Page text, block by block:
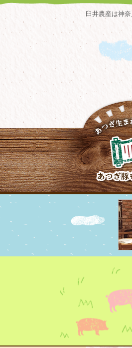
臼井農産は神